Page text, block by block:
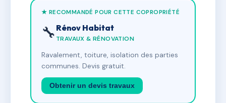
★ RECOMMANDÉ POUR CETTE COPROPRIÉTÉ
🔧 Rénov Habitat
TRAVAUX & RÉNOVATION
Ravalement, toiture, isolation des parties
communes. Devis gratuit.
Obtenir un devis travaux